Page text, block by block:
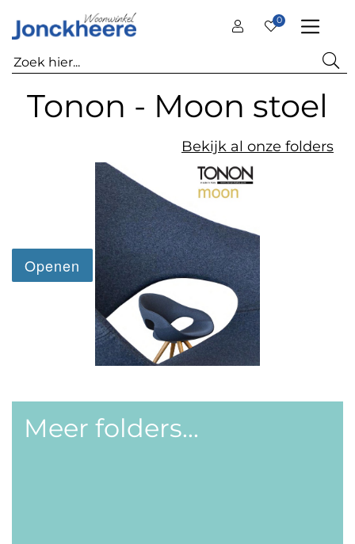
0
Tonon - Moon stoel
Bekijk al onze folders
Meer folders...